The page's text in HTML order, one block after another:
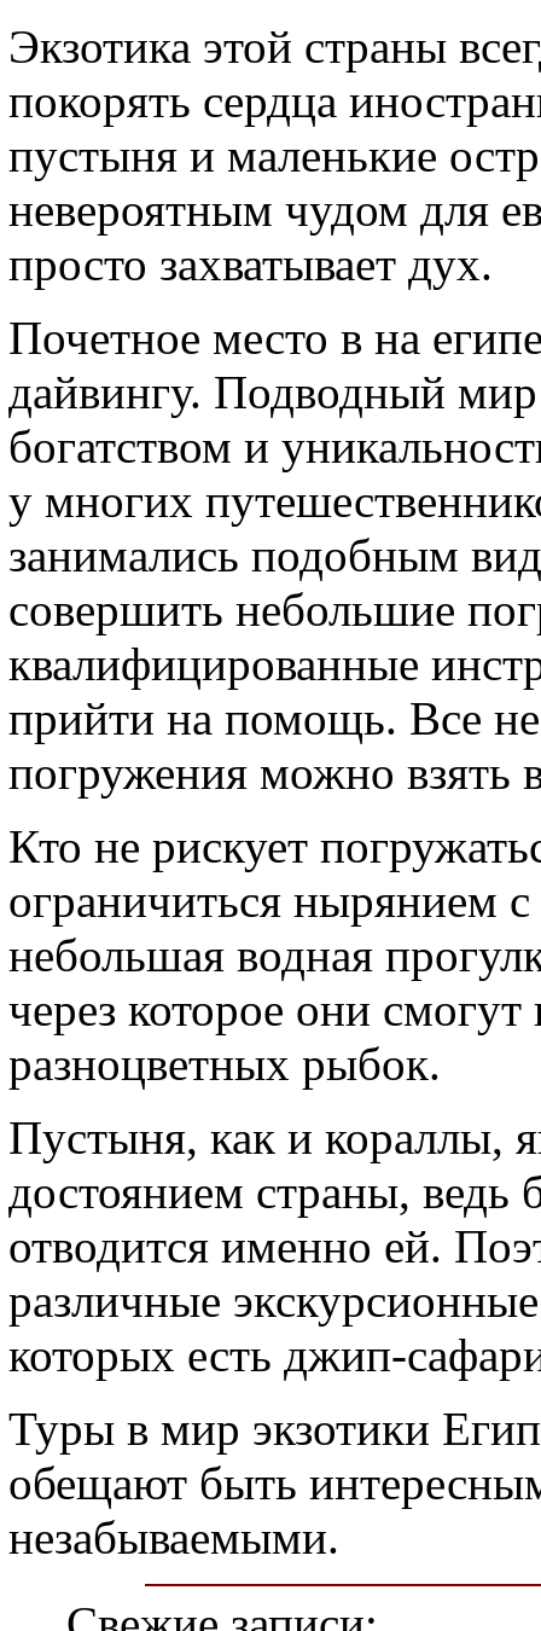
Экзотика этой страны
покорять сердца
пустыня и маленькие
невероятным чудом для
просто захватывает дух.
Почетное место в на
дайвингу. Подводный
богатством и
у многих
занимались подобным
совершить небольшие
квалифицированные
прийти на помощь. Все
погружения можно взять
Кто не рискует
ограничиться нырянием
небольшая водная
через которое они
разноцветных рыбок.
Пустыня, как и кораллы,
достоянием страны, ведь
отводится именно ей.
различные
которых есть джип-
Туры в мир экзотики
обещают быть
незабываемыми.